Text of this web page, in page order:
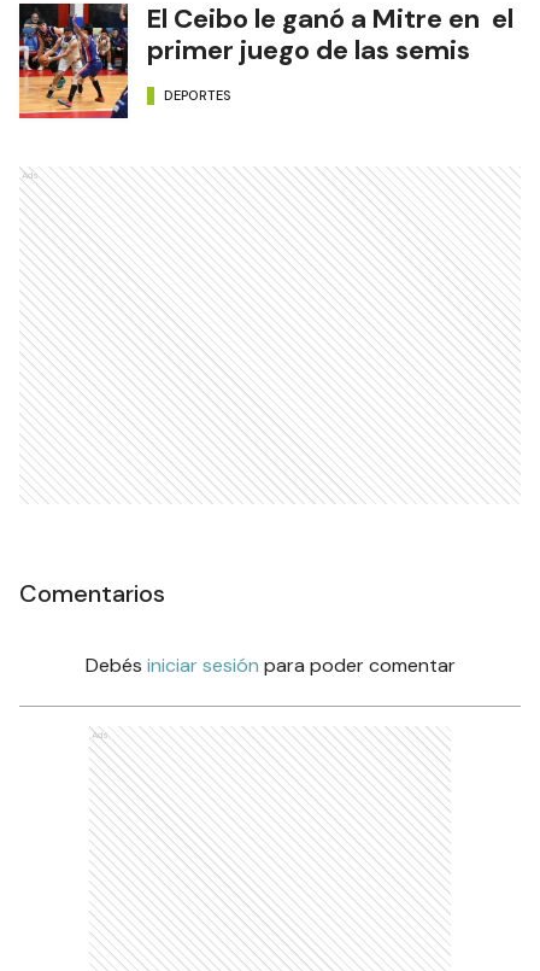
El Ceibo le ganó a Mitre en el
primer juego de las semis
DEPORTES
Ads
Comentarios
Debés iniciar sesión para poder comentar
Ads